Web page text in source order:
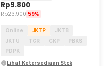
Rp9.800
Rp23.900 59%
Online JKTP
JKTB
JKTU
TGR CKP
PBKS
PDPK
Lihat Ketersediaan Stok